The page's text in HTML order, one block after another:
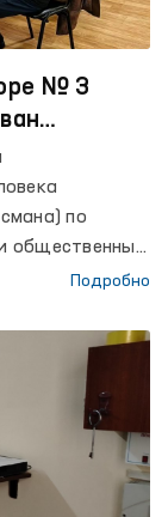
№ 3
по
общественных
Кенгаша
в
Подробно